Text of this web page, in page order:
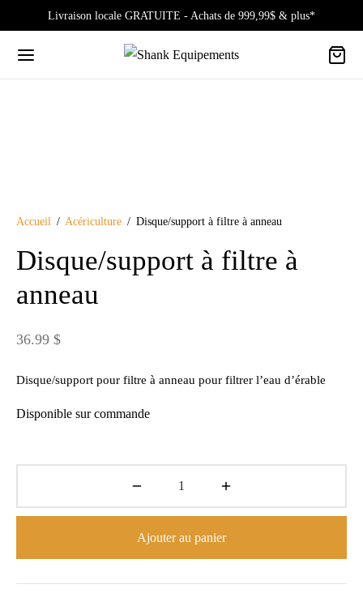
Livraison locale GRATUITE - Achats de 999,99$ & plus*
Accueil / Acériculture / Disque/support à filtre à anneau
Disque/support à filtre à
anneau
36.99 $
Disque/support pour filtre à anneau pour filtrer l’eau d’érable
Disponible sur commande
Ajouter au panier